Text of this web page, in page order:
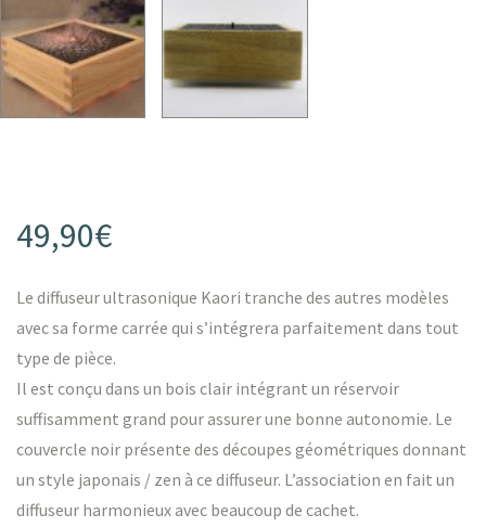
49,90€
Le diffuseur ultrasonique Kaori tranche des autres modèles
avec sa forme carrée qui s’intégrera parfaitement dans tout
type de pièce.
Il est conçu dans un bois clair intégrant un réservoir
suffisamment grand pour assurer une bonne autonomie. Le
couvercle noir présente des découpes géométriques donnant
un style japonais / zen à ce diffuseur. L’association en fait un
diffuseur harmonieux avec beaucoup de cachet.